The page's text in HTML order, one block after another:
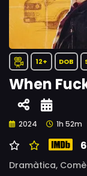
12+ DOB
When
2024 1h 52m
Dramàtica,